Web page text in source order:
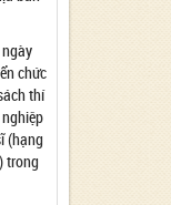
vụ diệt
môi
chức
thí
(hạng
trong